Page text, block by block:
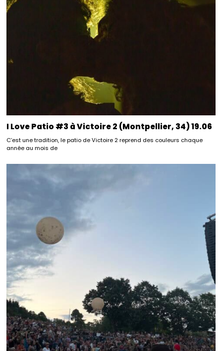
I Love Patio #3 à Victoire 2 (Montpellier, 34) 19.06
C’est une tradition, le patio de Victoire 2 reprend des couleurs chaque
année au mois de